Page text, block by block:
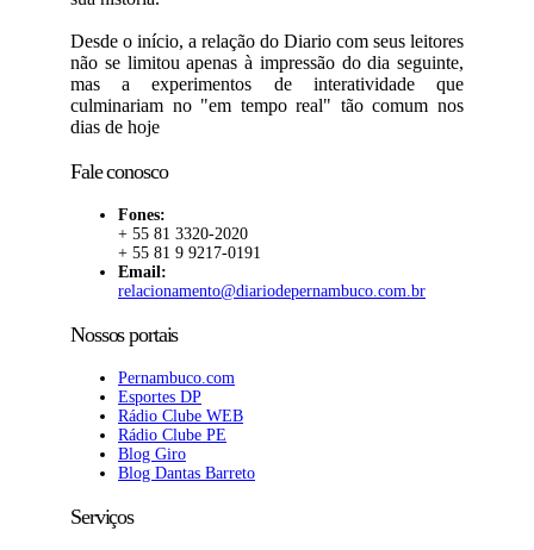
Desde o início, a relação do Diario com seus leitores
não se limitou apenas à impressão do dia seguinte,
mas a experimentos de interatividade que
culminariam no "em tempo real" tão comum nos
dias de hoje
Fale conosco
Fones:
+ 55 81 3320-2020
+ 55 81 9 9217-0191
Email:
relacionamento@diariodepernambuco.com.br
Nossos portais
Pernambuco.com
Esportes DP
Rádio Clube WEB
Rádio Clube PE
Blog Giro
Blog Dantas Barreto
Serviços